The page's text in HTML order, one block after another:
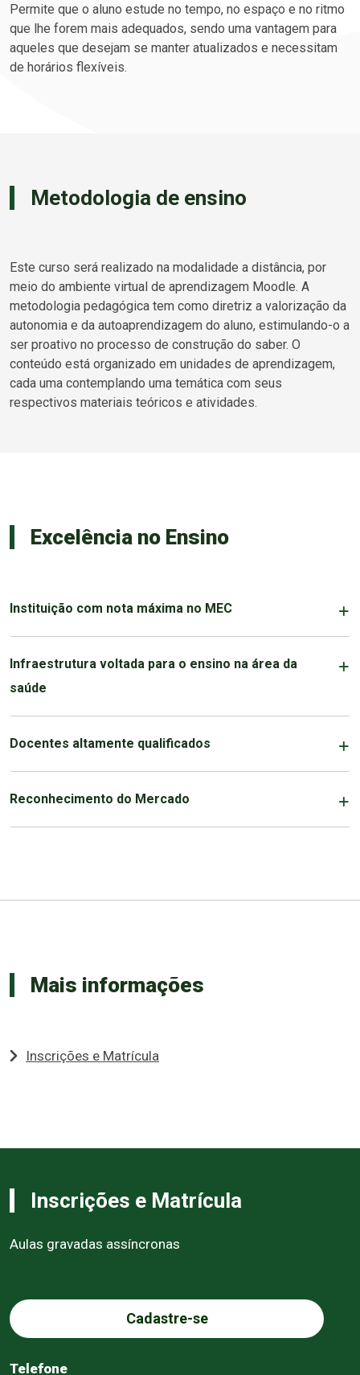
Permite que o aluno estude no tempo, no espaço e no ritmo
que lhe forem mais adequados, sendo uma vantagem para
aqueles que desejam se manter atualizados e necessitam
de horários flexíveis.
Metodologia de ensino
Este curso será realizado na modalidade a distância, por
meio do ambiente virtual de aprendizagem Moodle. A
metodologia pedagógica tem como diretriz a valorização da
autonomia e da autoaprendizagem do aluno, estimulando-o a
ser proativo no processo de construção do saber. O
conteúdo está organizado em unidades de aprendizagem,
cada uma contemplando uma temática com seus
respectivos materiais teóricos e atividades.
Excelência no Ensino
Instituição com nota máxima no MEC
Infraestrutura voltada para o ensino na área da
saúde
Docentes altamente qualificados
Reconhecimento do Mercado
Mais informações
Inscrições e Matrícula
Inscrições e Matrícula
Aulas gravadas assíncronas
Cadastre-se
Telefone